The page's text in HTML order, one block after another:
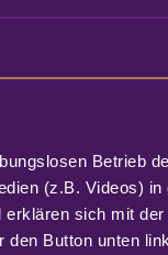
Betrieb
(z.B. Videos)
sich mit
Button unten